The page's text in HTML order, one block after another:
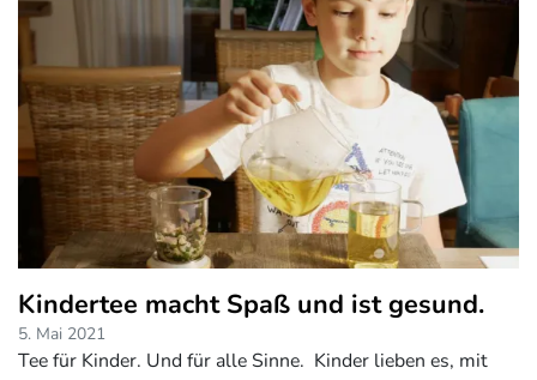
Kindertee macht Spaß und ist gesund.
5. Mai 2021
Tee für Kinder. Und für alle Sinne. Kinder lieben es, mit